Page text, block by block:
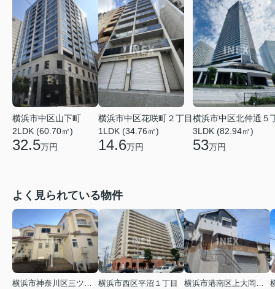
横浜市中区山下町
2LDK (60.70㎡)
32.5万円
横浜市中区花咲町２丁目
1LDK (34.76㎡)
14.6万円
横浜市中区北仲通５
3LDK (82.94㎡)
53万円
よく見られている物件
横浜市神奈川区三ツ沢上町
横浜市西区平沼１丁目
横浜市港南区上大岡東２丁目